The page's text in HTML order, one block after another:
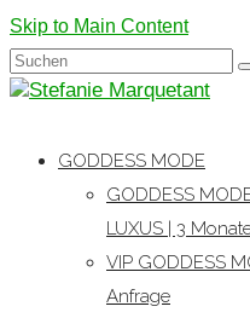
Skip to Main Content
Suchen
nach:
GODDESS MODE
GODDESS
LUXUS | 3
VIP GODDESS
Anfrage